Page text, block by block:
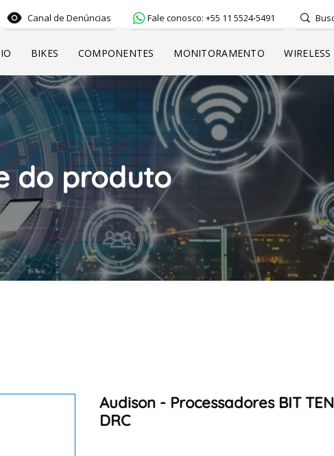
Canal de Denúncias Fale conosco: +55 11 5524-5491
BIKES COMPONENTES MONITORAMENTO WIRELESS
do produto
Audison - Processadores BIT TEN
DRC